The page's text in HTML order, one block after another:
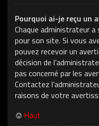
Pourquoi ai-je reçu un
Chaque administrateur
pour son site. Si vous
pouvez recevoir un
décision de
pas concerné par les
Contactez
raisons de votre
Haut